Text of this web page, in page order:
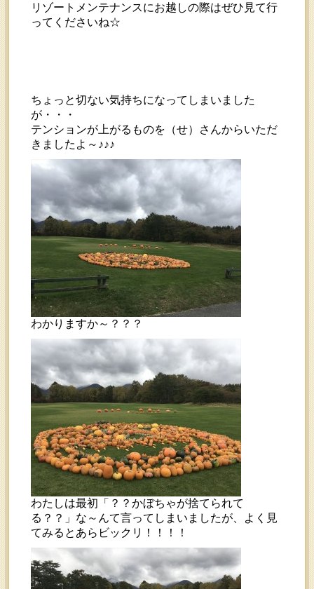
リゾートメンテナンスにお越しの際はぜひ見て行
ってくださいね☆
ちょっと切ない気持ちになってしまいました
が・・・
テンションが上がるものを（せ）さんからいただ
きましたよ～♪♪♪
わかりますか～？？？
わたしは最初「？？かぼちゃが捨てられて
る？？」な～んて言ってしまいましたが、よく見
てみるとあらビックリ！！！！